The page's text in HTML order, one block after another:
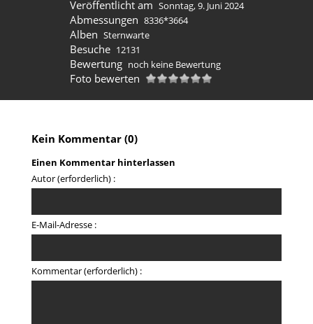
Veröffentlicht am Sonntag, 9. Juni 2024
Abmessungen 8336*3664
Alben Sternwarte
Besuche 12131
Bewertung noch keine Bewertung
Foto bewerten
Kein Kommentar (0)
Einen Kommentar hinterlassen
Autor (erforderlich) :
E-Mail-Adresse :
Kommentar (erforderlich) :